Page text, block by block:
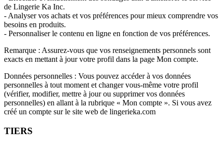
de Lingerie Ka Inc.
- Analyser vos achats et vos préférences pour mieux comprendre vos
besoins en produits.
- Personnaliser le contenu en ligne en fonction de vos préférences.
Remarque : Assurez-vous que vos renseignements personnels sont
exacts en mettant à jour votre profil dans la page Mon compte.
Données personnelles : Vous pouvez accéder à vos données
personnelles à tout moment et changer vous-même votre profil
(vérifier, modifier, mettre à jour ou supprimer vos données
personnelles) en allant à la rubrique « Mon compte ». Si vous avez
créé un compte sur le site web de lingerieka.com
TIERS